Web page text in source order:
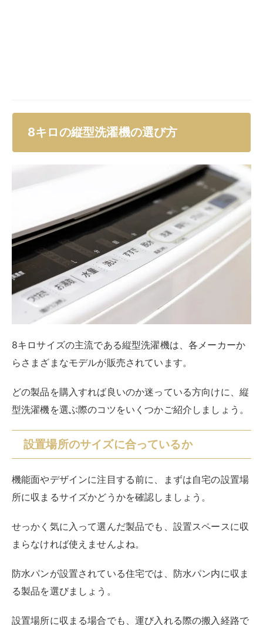
機能面やデザインに注目する前に、まずは自宅の設置場
せっかく気に入って選んだ製品でも、設置スペースに収
まらなければ使えませんよね。
防水パンが設置されている住宅では、防水パン内に収ま
る製品を選びましょう。
設置場所に収まる場合でも、運び入れる際の搬入経路で
引っかかってしまう可能性もあります。
共有通路やエレベーター、玄関口や廊下などの寸法も確
うかまでチェックしてください。
クトサイズの製品が多いですが、ドラム式では縦型と比
較してサイズが大きくなります。
衣類への負担や節水面からドラム式を検討している方
で、賃貸住宅にお住まいの場合は、特に設置場所の寸法
や防水パンに対応しているかどうかを念入りにチェック
してくださいね。
乾燥機能の有無
縦型洗濯機には乾燥機能の搭載されていない製品が多い
ですが、中にはヒーター温風によって乾燥まで行えるモ